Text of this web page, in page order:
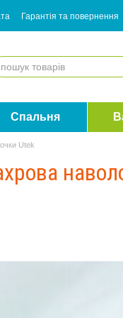
Гарантія та повернення
Спальня
Utek